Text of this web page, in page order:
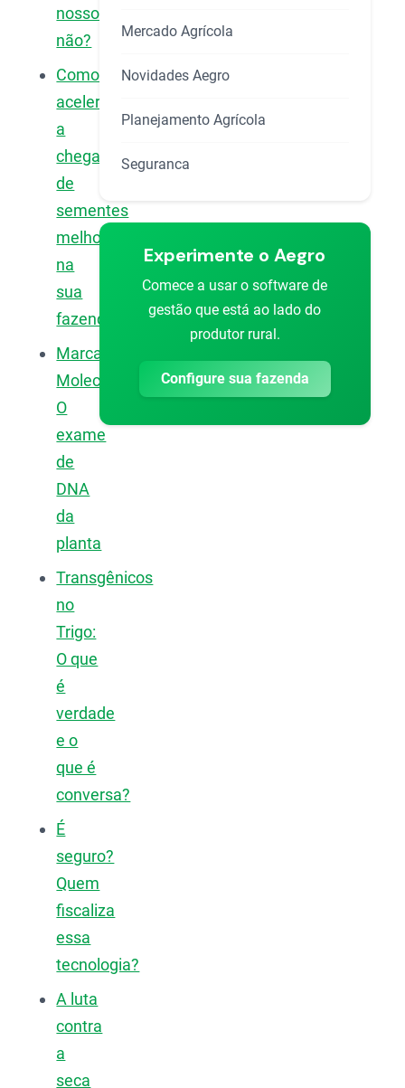
nosso
não?
Como
acelerar
a
chegada
de
sementes
melhores
na
sua
fazenda?
Marcadores
Moleculares:
O
exame
de
DNA
da
planta
Transgênicos
no
Trigo:
O que
é
verdade
e o
que é
conversa?
É
seguro?
Quem
fiscaliza
essa
tecnologia?
A luta
contra
a
seca
Mercado Agrícola
Novidades Aegro
Planejamento Agrícola
Seguranca
Experimente o Aegro
Comece a usar o software de
gestão que está ao lado do
produtor rural.
Configure sua fazenda